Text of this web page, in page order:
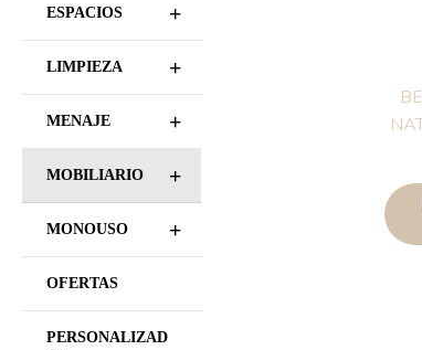
+
ESPACIOS
+
LIMPIEZA
+
MENAJE
+
MOBILIARIO
+
MONOUSO
OFERTAS
PERSONALIZAD